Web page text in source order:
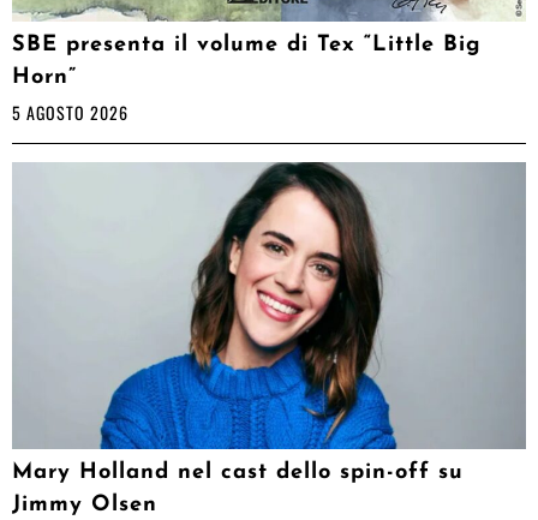
SBE presenta il volume di Tex “Little Big
Horn”
5 AGOSTO 2026
Mary Holland nel cast dello spin-off su
Jimmy Olsen